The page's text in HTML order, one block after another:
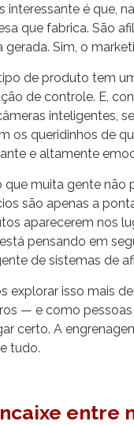
interessante é que,
que fabrica. São
gerada. Sim, o
de produto tem
de controle. E,
inteligentes,
os queridinhos de
e altamente
que muita gente não
são apenas a
aparecerem nos
pensando em
de sistemas de
explorar isso mais
— e como
certo. A
tudo.
entre